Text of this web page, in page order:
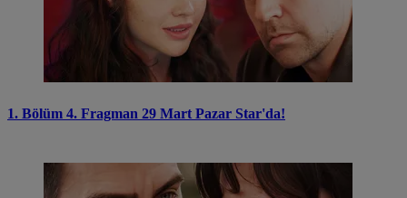
1. Bölüm 4. Fragman 29 Mart Pazar Star'da!